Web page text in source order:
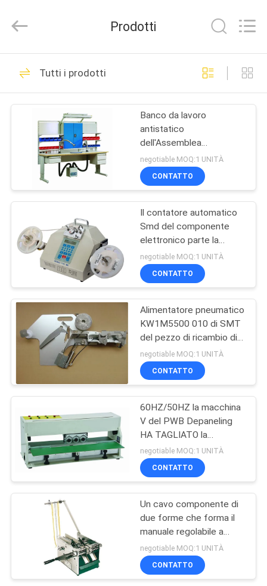
CASA
PRODOTTI
CIRCA
GIRO
FABBRICA
CONTROLLO
DI
QUALITÀ
CONTATTICI
RICHIEDA
UNA
CITAZIONE
MAPPA
DEL
PRIVACY
POLICY
Technology
Rights
attrezzatura di
movimentazione del
PWB
49
Trasportatore del
PWB
34
Cavo componente
che forma macchina
47
macchina
depaneling del PWB
11
Prodotti
Tutti i prodotti
Banco da lavoro
antistatico
dell'Assemblea
elettronica, banco da
lavoro della cassaforte di
industriale ESD
negotiable MOQ:1 UNITÀ
CONTATTO
Il contatore automatico
Smd del componente
elettronico parte la
contro alimentazione
elettrica
negotiable MOQ:1 UNITÀ
CONTATTO
Alimentatore pneumatico
KW1M5500 010 di SMT
del pezzo di ricambio di
Yamaha di serie standard
automatica del CL
negotiable MOQ:1 UNITÀ
CONTATTO
60HZ/50HZ la macchina
V del PWB Depaneling
HA TAGLIATO la
macchina del separatore
del PWB una garanzia da
1 anno
negotiable MOQ:1 UNITÀ
CONTATTO
Un cavo componente di
due forme che forma il
manuale regolabile a
macchina di lunghezza di
portata
negotiable MOQ:1 UNITÀ
CONTATTO